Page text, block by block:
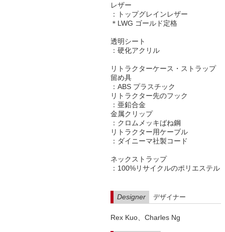
レザー
：トップグレインレザー
＊LWG ゴールド定格
透明シート
：硬化アクリル
​リトラクターケース・ストラップ
留め具
：ABS プラスチック
​リトラクター先のフック
：亜鉛合金
金属クリップ
：クロムメッキばね鋼
リトラクター用ケーブル
：ダイニーマ社製コード
ネックストラップ
：100%リサイクルのポリエステル
Designer デザイナー
Rex Kuo、Charles Ng